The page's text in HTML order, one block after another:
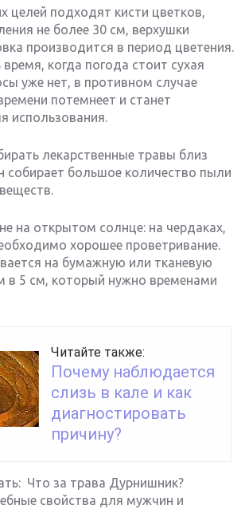
целей подходят кисти цветков,
не более 30 см, верхушки
производится в период цветения.
когда погода стоит сухая
уже нет, в противном случае
потемнеет и станет
использования.
лекарственные травы близ
собирает большое количество пыли
на открытом солнце: на чердаках,
хорошее проветривание.
на бумажную или тканевую
в 5 см, который нужно временами
Читайте также:
Почему наблюдается
слизь в кале и как
диагностировать
причину?
Что за трава Дурнишник?
свойства для мужчин и